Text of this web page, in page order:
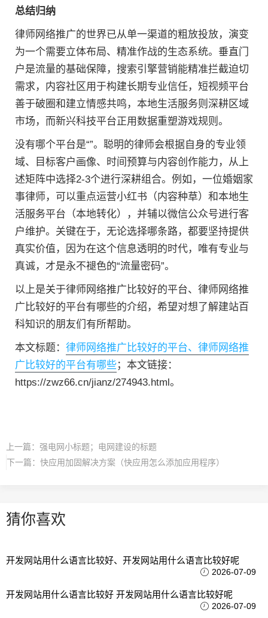
总结归纳
律师网络推广的世界已从单一渠道的粗放投放，演变
为一个需要立体布局、精准作战的生态系统。垂直门
户是流量的基础保障，搜索引擎营销能精准拦截迫切
需求，内容社区用于构建长期专业信任，短视频平台
善于破圈和建立情感共鸣，本地生活服务则深耕区域
市场，而新兴科技平台正用数据重塑游戏规则。
没有哪个平台是“”。聪明的律师会根据自身的专业领
域、目标客户画像、时间预算与内容创作能力，从上
述矩阵中选择2-3个进行深耕组合。例如，一位婚姻家
事律师，可以重点运营小红书（内容种草）和本地生
活服务平台（本地转化），并辅以微信公众号进行客
户维护。关键在于，无论选择哪条路，都要坚持提供
真实价值，因为在这个信息透明的时代，唯有专业与
真诚，才是永不褪色的“流量密码”。
以上是关于律师网络推广比较好的平台、律师网络推
广比较好的平台有哪些的介绍，希望对想了解建站百
科知识的朋友们有所帮助。
本文标题： 律师网络推广比较好的平台、律师网络推
广比较好的平台有哪些；本文链接：
https://zwz66.cn/jianz/274943.html。
上一篇： 强电网小标题；电网建设的标题
下一篇： 快应用加固解决方案（快应用怎么添加应用程序）
猜你喜欢
开发网站用什么语言比较好、开发网站用什么语言比较好呢
2026-07-09
开发网站用什么语言比较好 开发网站用什么语言比较好呢
2026-07-09